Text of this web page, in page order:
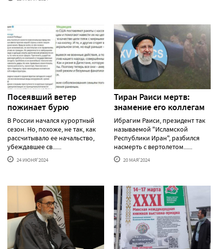
Посеявший ветер
пожинает бурю
В России начался курортный
сезон. Но, похоже, не так, как
рассчитывало ее начальство,
убеждавшее св......
24 ИЮНЯ'2024
Тиран Раиси мертв:
знамение его коллегам
Ибрагим Раиси, президент так
называемой "Исламской
Республики Иран", разбился
насмерть с вертолетом......
20 МАЯ'2024